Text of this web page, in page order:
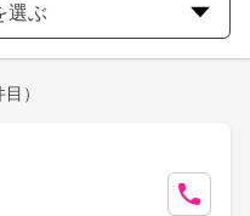
選ぶ
）